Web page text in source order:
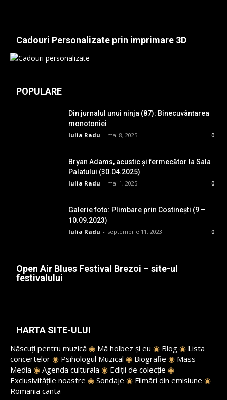
Cadouri Personalizate prin imprimare 3D
POPULARE
Din jurnalul unui ninja (87): Binecuvântarea
monotoniei
Iulia Radu - mai 8, 2025 0
Bryan Adams, acustic și fermecător la Sala
Palatului (30.04.2025)
Iulia Radu - mai 1, 2025 0
Galerie foto: Plimbare prin Costinești (9 –
10.09.2023)
Iulia Radu - septembrie 11, 2023 0
Open Air Blues Festival Brezoi – site-ul
festivalului
HARTA SITE-ULUI
Născuți pentru muzică ◉ Mă holbez și eu ◉ Blog ◉ Lista
concertelor ◉ Psihologul Muzical ◉ Biografie ◉ Mass –
Media ◉ Agenda culturala ◉ Ediții de colecție ◉
Exclusivitățile noastre ◉ Sondaje ◉ Filmări din emisiune ◉
Romania canta